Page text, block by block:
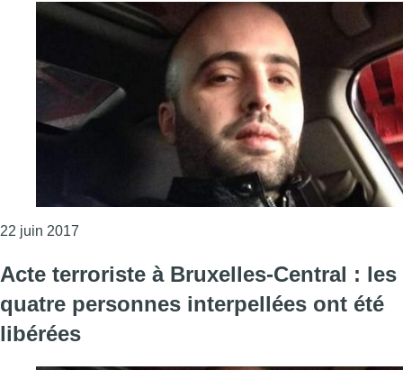
22 juin 2017
Acte terroriste à Bruxelles-Central : les
quatre personnes interpellées ont été
libérées